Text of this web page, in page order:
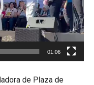
01:06
de Plaza de